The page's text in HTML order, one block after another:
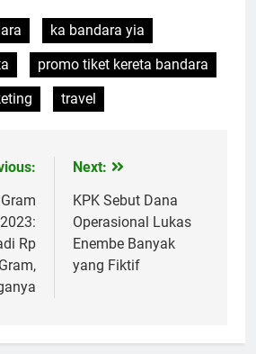
ka bandara yia
promo tiket kereta bandara
travel
Rp
Next:
KPK Sebut Dana
Operasional Lukas
Enembe Banyak
yang Fiktif